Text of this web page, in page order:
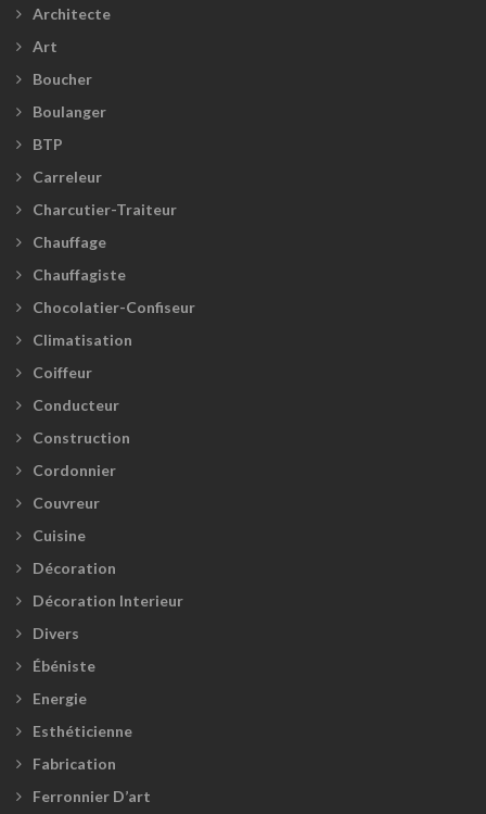
Architecte
Art
Boucher
Boulanger
BTP
Carreleur
Charcutier-Traiteur
Chauffage
Chauffagiste
Chocolatier-Confiseur
Climatisation
Coiffeur
Conducteur
Construction
Cordonnier
Couvreur
Cuisine
Décoration
Décoration Interieur
Divers
Ébéniste
Energie
Esthéticienne
Fabrication
Ferronnier D’art